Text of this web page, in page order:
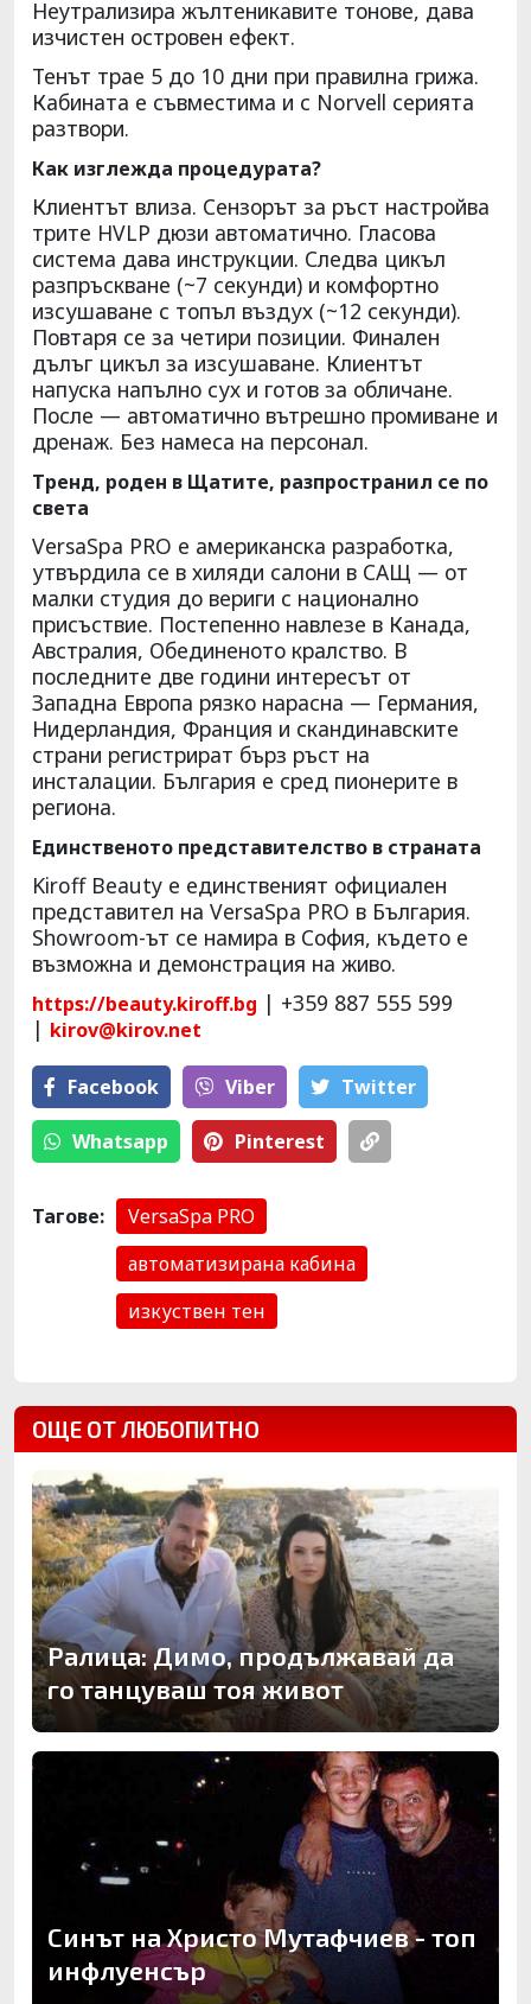
Неутрализира жълтеникавите тонове, дава
изчистен островен ефект.
Тенът трае 5 до 10 дни при правилна грижа.
Кабината е съвместима и с Norvell серията
разтвори.
Как изглежда процедурата?
Клиентът влиза. Сензорът за ръст настройва
трите HVLP дюзи автоматично. Гласова
система дава инструкции. Следва цикъл
разпръскване (~7 секунди) и комфортно
изсушаване с топъл въздух (~12 секунди).
Повтаря се за четири позиции. Финален
дълъг цикъл за изсушаване. Клиентът
напуска напълно сух и готов за обличане.
После — автоматично вътрешно промиване и
дренаж. Без намеса на персонал.
Тренд, роден в Щатите, разпространил се по
света
VersaSpa PRO е американска разработка,
утвърдила се в хиляди салони в САЩ — от
малки студия до вериги с национално
присъствие. Постепенно навлезе в Канада,
Австралия, Обединеното кралство. В
последните две години интересът от
Западна Европа рязко нарасна — Германия,
Нидерландия, Франция и скандинавските
страни регистрират бърз ръст на
инсталации. България е сред пионерите в
региона.
Единственото представителство в страната
Kiroff Beauty е единственият официален
представител на VersaSpa PRO в България.
Showroom-ът се намира в София, където е
възможна и демонстрация на живо.
https://beauty.kiroff.bg | +359 887 555 599
| kirov@kirov.net
Facebook Viber Тwitter
Whatsapp Pinterest
Тагове:
VersaSpa PRO
автоматизирана кабина
изкуствен тен
ОЩЕ ОТ ЛЮБОПИТНО
Ралица: Димо, продължавай да
го танцуваш тоя живот
Синът на Христо Мутафчиев - топ
инфлуенсър